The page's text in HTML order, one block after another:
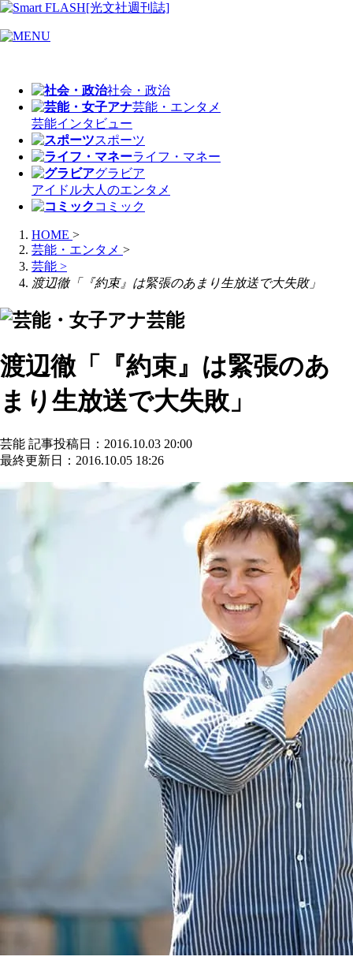
社会・政治
芸能・エンタメ
芸能インタビュー
スポーツ
ライフ・マネー
グラビア
アイドル大人のエンタメ
コミック
HOME >
芸能・エンタメ >
芸能 >
渡辺徹「『約束』は緊張のあまり生放送で大失敗」
芸能
渡辺徹「『約束』は緊張のあ
まり生放送で大失敗」
芸能 記事投稿日：2016.10.03 20:00
最終更新日：2016.10.05 18:26